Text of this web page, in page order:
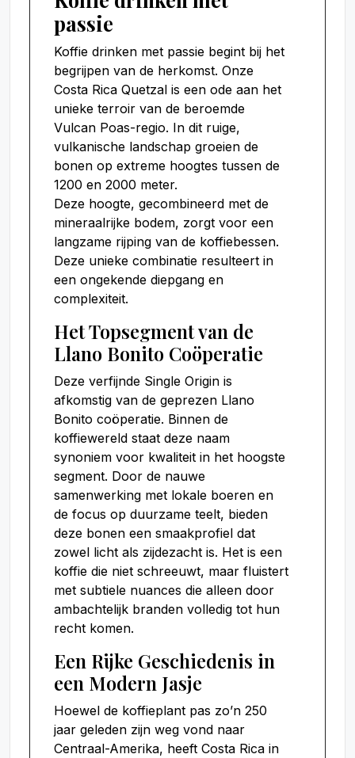
passie
Koffie drinken met passie begint bij het
begrijpen van de herkomst. Onze
Costa Rica Quetzal is een ode aan het
unieke terroir van de beroemde
Vulcan Poas-regio. In dit ruige,
vulkanische landschap groeien de
bonen op extreme hoogtes tussen de
1200 en 2000 meter.
Deze hoogte, gecombineerd met de
mineraalrijke bodem, zorgt voor een
langzame rijping van de koffiebessen.
Deze unieke combinatie resulteert in
een ongekende diepgang en
complexiteit.
Het Topsegment van de
Llano Bonito Coöperatie
Deze verfijnde Single Origin is
afkomstig van de geprezen Llano
Bonito coöperatie. Binnen de
koffiewereld staat deze naam
synoniem voor kwaliteit in het hoogste
segment. Door de nauwe
samenwerking met lokale boeren en
de focus op duurzame teelt, bieden
deze bonen een smaakprofiel dat
zowel licht als zijdezacht is. Het is een
koffie die niet schreeuwt, maar fluistert
met subtiele nuances die alleen door
ambachtelijk branden volledig tot hun
recht komen.
Een Rijke Geschiedenis in
een Modern Jasje
Hoewel de koffieplant pas zo’n 250
jaar geleden zijn weg vond naar
Centraal-Amerika, heeft Costa Rica in